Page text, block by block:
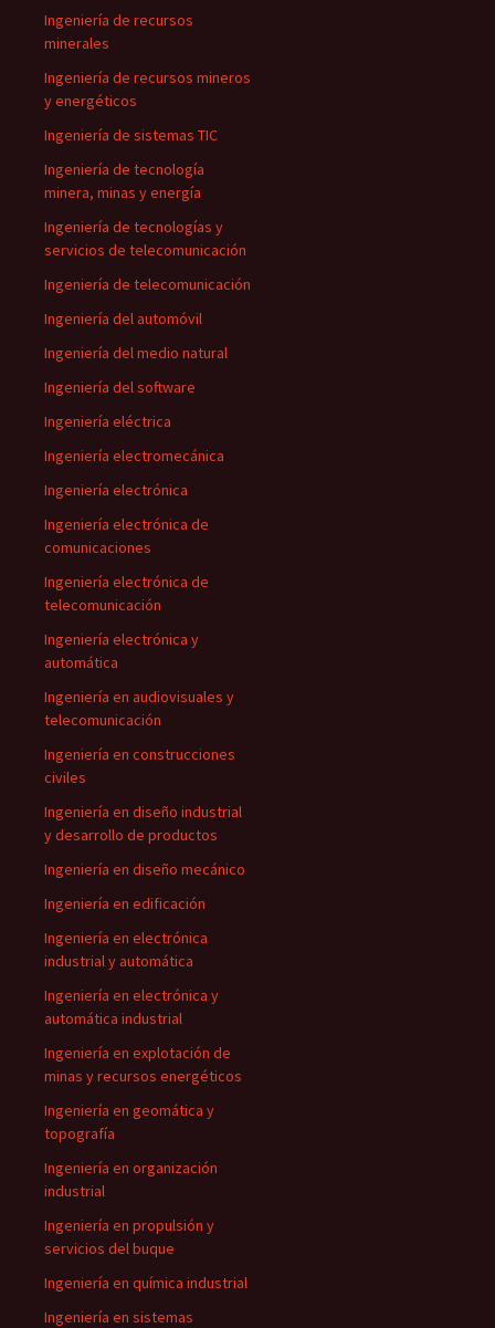
Ingeniería de recursos
minerales
Ingeniería de recursos mineros
y energéticos
Ingeniería de sistemas TIC
Ingeniería de tecnología
minera, minas y energía
Ingeniería de tecnologías y
servicios de telecomunicación
Ingeniería de telecomunicación
Ingeniería del automóvil
Ingeniería del medio natural
Ingeniería del software
Ingeniería eléctrica
Ingeniería electromecánica
Ingeniería electrónica
Ingeniería electrónica de
comunicaciones
Ingeniería electrónica de
telecomunicación
Ingeniería electrónica y
automática
Ingeniería en audiovisuales y
telecomunicación
Ingeniería en construcciones
civiles
Ingeniería en diseño industrial
y desarrollo de productos
Ingeniería en diseño mecánico
Ingeniería en edificación
Ingeniería en electrónica
industrial y automática
Ingeniería en electrónica y
automática industrial
Ingeniería en explotación de
minas y recursos energéticos
Ingeniería en geomática y
topografía
Ingeniería en organización
industrial
Ingeniería en propulsión y
servicios del buque
Ingeniería en química industrial
Ingeniería en sistemas